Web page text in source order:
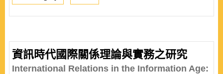
資訊時代國際關係理論與實務之研究
International Relations in the Information Age: